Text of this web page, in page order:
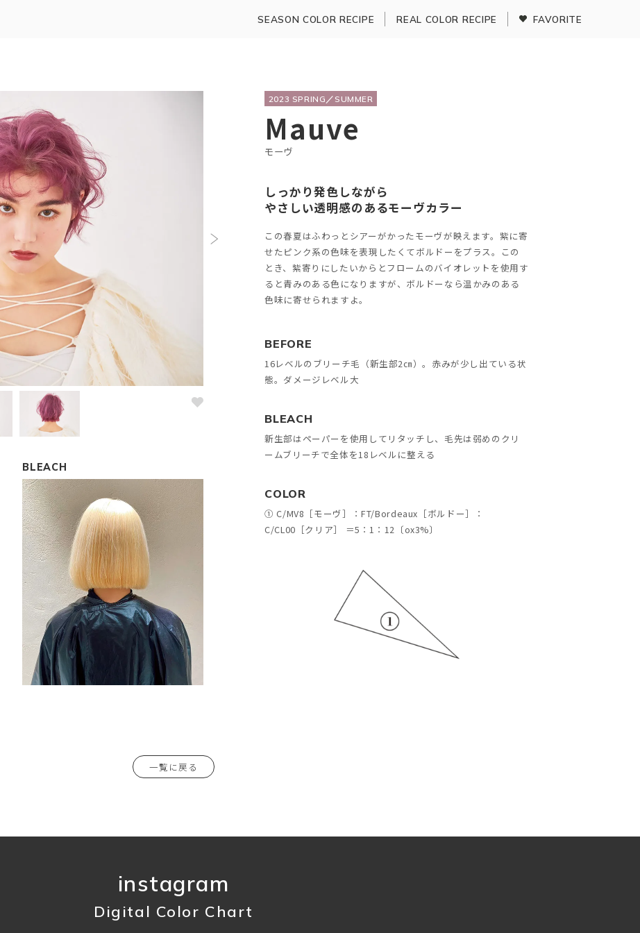
SEASON COLOR RECIPE REAL COLOR RECIPE FAVORITE
BLEACH
2023 SPRING／SUMMER
Mauve
モーヴ
しっかり発色しながら
やさしい透明感のあるモーヴカラー
この春夏はふわっとシアーがかったモーヴが映えます。紫に寄
せたピンク系の色味を表現したくてボルドーをプラス。この
とき、紫寄りにしたいからとフロームのバイオレットを使用す
ると青みのある色になりますが、ボルドーなら温かみのある
色味に寄せられますよ。
BEFORE
16レベルのブリーチ毛（新生部2㎝）。赤みが少し出ている状
態。ダメージレベル大
BLEACH
新生部はペーパーを使用してリタッチし、毛先は弱めのクリ
ームブリーチで全体を18レベルに整える
COLOR
① C/MV8［モーヴ］：FT/Bordeaux［ボルドー］：
C/CL00［クリア］ ＝5：1：12〔ox3%〕
一覧に戻る
instagram
Digital Color Chart